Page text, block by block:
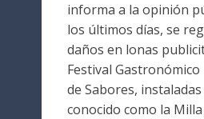
informa a la opinión
los últimos días, se
daños en lonas
Festival
de Sabores,
conocido como la